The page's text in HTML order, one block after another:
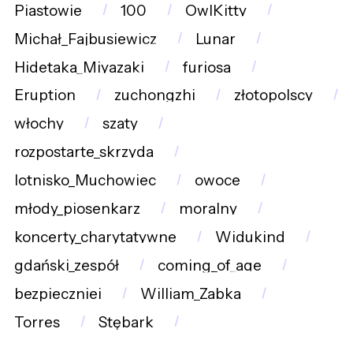
Piastowie
100
OwlKitty
Michał_Fajbusiewicz
Lunar
Hidetaka_Miyazaki
furiosa
Eruption
zuchongzhi
złotopolscy
włochy
szaty
rozpostarte_skrzyda
lotnisko_Muchowiec
owoce
młody_piosenkarz
moralny
koncerty_charytatywne
Widukind
gdański_zespół
coming_of_age
bezpieczniei
William_Zabka
Torres
Stębark